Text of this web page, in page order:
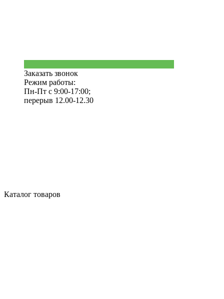
Заказать звонок
Режим работы:
Пн-Пт с 9:00-17:00;
перерыв 12.00-12.30
Каталог товаров